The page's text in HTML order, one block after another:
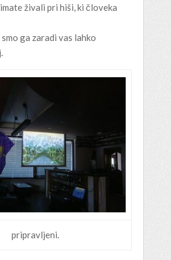
živali pri hiši, ki človeka
ga zaradi vas lahko
pripravljeni.